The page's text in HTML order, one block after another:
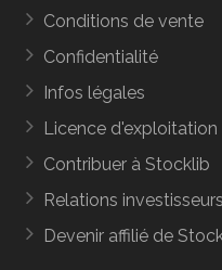
Conditions de vente
Confidentialité
Infos légales
Licence d'exploitation
Contribuer à Stocklib
Relations investisseurs
Devenir affilié de